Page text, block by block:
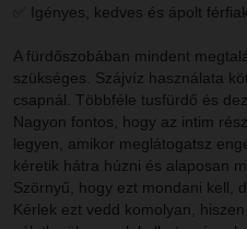
✅ Igényes, kedves és ápolt
A fürdőszobában mindent
szükséges. Szájvíz használata
csapnál. Többféle tusfürdő és
Nagyon fontos, hogy az intim
legyen, amikor meglátogatsz
kéretik hátra húzni és alaposan
Szörnyű, hogy ezt mondani kell,
Kérlek ezt vedd komolyan,